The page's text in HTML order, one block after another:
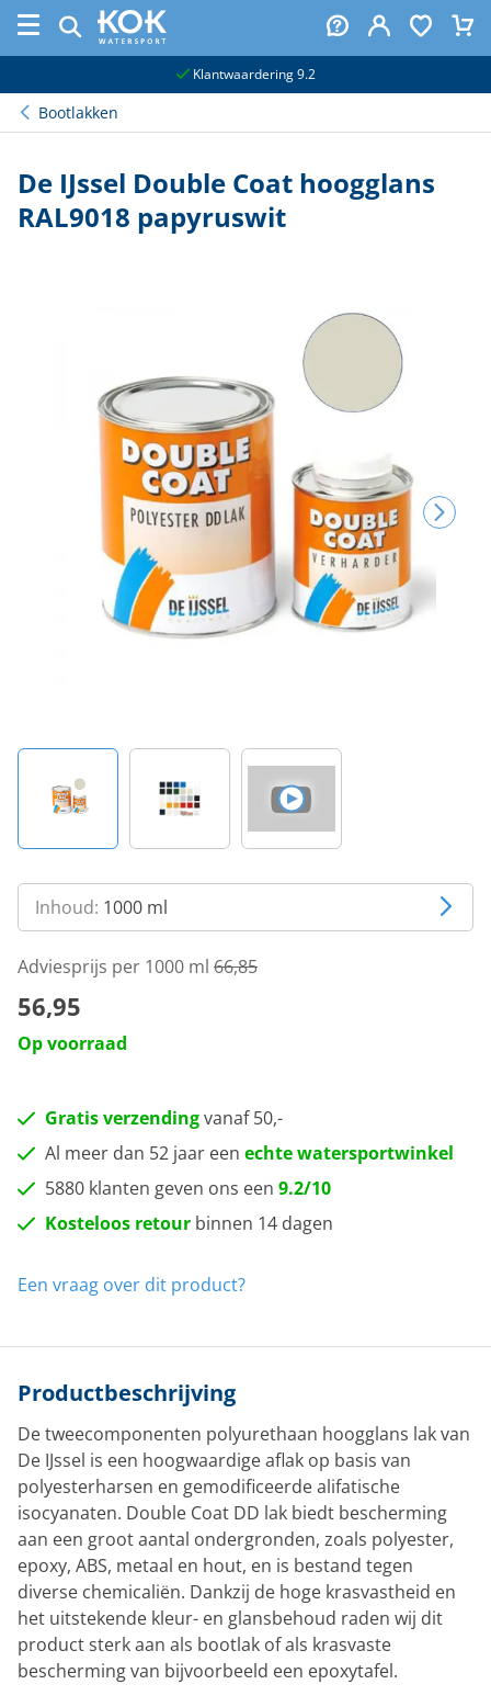
Klantwaardering 9.2
Bootlakken
De IJssel Double Coat hoogglans
RAL9018 papyruswit
Inhoud: 1000 ml
Adviesprijs per 1000 ml 66,85
56,95
Op voorraad
Gratis verzendingvanaf 50,-
Al meer dan 52 jaar een echte watersportwinkel
5880 klanten geven ons een 9.2/10
Kosteloos retour binnen 14 dagen
Een vraag over dit product?
Productbeschrijving
De tweecomponenten polyurethaan hoogglans lak van
De IJssel is een hoogwaardige aflak op basis van
polyesterharsen en gemodificeerde alifatische
isocyanaten. Double Coat DD lak biedt bescherming
aan een groot aantal ondergronden, zoals polyester,
epoxy, ABS, metaal en hout, en is bestand tegen
diverse chemicaliën. Dankzij de hoge krasvastheid en
het uitstekende kleur- en glansbehoud raden wij dit
product sterk aan als bootlak of als krasvaste
bescherming van bijvoorbeeld een epoxytafel.